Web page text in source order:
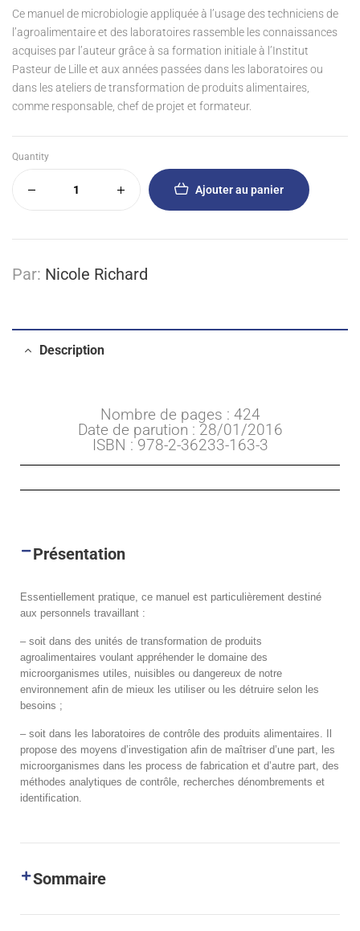
Ce manuel de microbiologie appliquée à l’usage des techniciens de
l’agroalimentaire et des laboratoires rassemble les connaissances
acquises par l’auteur grâce à sa formation initiale à l’Institut
Pasteur de Lille et aux années passées dans les laboratoires ou
dans les ateliers de transformation de produits alimentaires,
comme responsable, chef de projet et formateur.
Quantity
Ajouter au panier
Par: Nicole Richard
Description
Nombre de pages : 424
Date de parution : 28/01/2016
ISBN : 978-2-36233-163-3
Présentation
Essentiellement pratique, ce manuel est particulièrement destiné
aux personnels travaillant :
– soit dans des unités de transformation de produits
agroalimentaires voulant appréhender le domaine des
microorganismes utiles, nuisibles ou dangereux de notre
environnement afin de mieux les utiliser ou les détruire selon les
besoins ;
– soit dans les laboratoires de contrôle des produits alimentaires. Il
propose des moyens d’investigation afin de maîtriser d’une part, les
microorganismes dans les process de fabrication et d’autre part, des
méthodes analytiques de contrôle, recherches dénombrements et
identification.
Sommaire